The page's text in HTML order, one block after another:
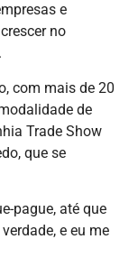
e
no
com mais de 20
de
Trade Show
que se
pague, até que
e eu me